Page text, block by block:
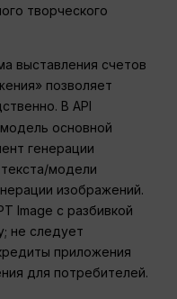
творческого
выставления счетов
позволяет
В API
основной
генерации
модели
изображений.
Image с разбивкой
не следует
приложения
для потребителей.